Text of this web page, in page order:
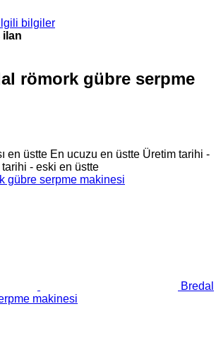
bilgiler
ilan
römork gübre serpme
en üstte En ucuzu en üstte Üretim tarihi -
- eski en üstte
Bredal
makinesi